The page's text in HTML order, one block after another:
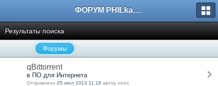
ФОРУМ PHILka.RU
Результаты поиска
Форумы
qBittorrent
в ПО для Интернета
Отправлено 05 июл 2013 11:18 автор onex